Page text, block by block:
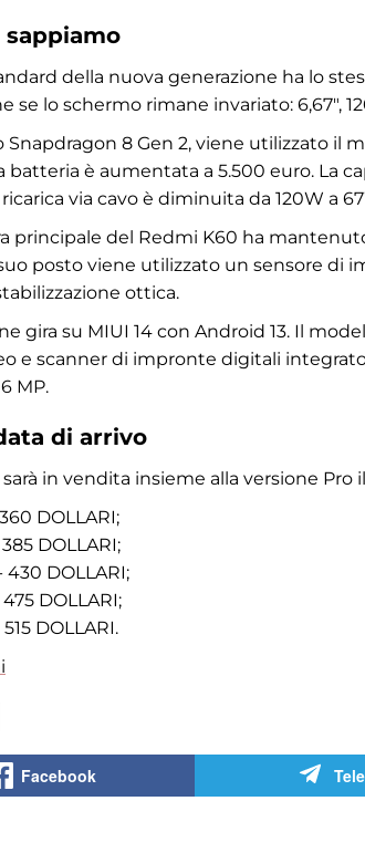
sappiamo
della nuova generazione ha lo
se lo schermo rimane invariato: 6,67",
Snapdragon 8 Gen 2, viene utilizzato il
batteria è aumentata a 5.500 euro. La
via cavo è diminuita da 120W a
principale del Redmi K60 ha
posto viene utilizzato un sensore di
ottica.
gira su MIUI 14 con Android 13. Il
e scanner di impronte digitali
MP.
di arrivo
in vendita insieme alla versione
DOLLARI;
DOLLARI;
430 DOLLARI;
475 DOLLARI;
515 DOLLARI.
Facebook